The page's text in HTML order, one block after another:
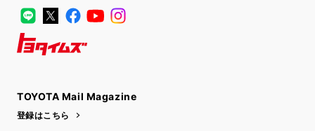
LINE
X FacebookYouTube
TOYOTA Mail Magazine
登録はこちら